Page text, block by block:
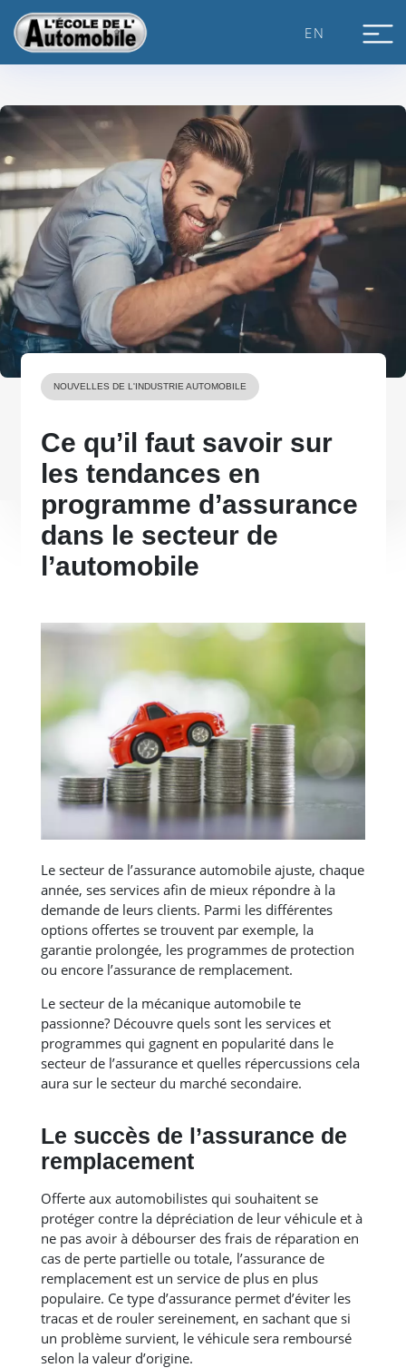
content
EN
NOUVELLES DE L'INDUSTRIE AUTOMOBILE
Ce qu’il faut savoir sur
les tendances en
programme d’assurance
dans le secteur de
l’automobile
Le secteur de l’assurance automobile ajuste, chaque
année, ses services afin de mieux répondre à la
demande de leurs clients. Parmi les différentes
options offertes se trouvent par exemple, la
garantie prolongée, les programmes de protection
ou encore l’assurance de remplacement.
Le secteur de la mécanique automobile te
passionne? Découvre quels sont les services et
programmes qui gagnent en popularité dans le
secteur de l’assurance et quelles répercussions cela
aura sur le secteur du marché secondaire.
Le succès de l’assurance de
remplacement
Offerte aux automobilistes qui souhaitent se
protéger contre la dépréciation de leur véhicule et à
ne pas avoir à débourser des frais de réparation en
cas de perte partielle ou totale, l’assurance de
remplacement est un service de plus en plus
populaire. Ce type d’assurance permet d’éviter les
tracas et de rouler sereinement, en sachant que si
un problème survient, le véhicule sera remboursé
selon la valeur d’origine.